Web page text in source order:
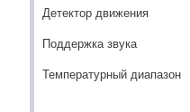
Детектор движения
Поддержка звука
Температурный диапазон